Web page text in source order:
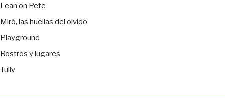
Lean on Pete
Miró, las huellas del olvido
Playground
Rostros y lugares
Tully